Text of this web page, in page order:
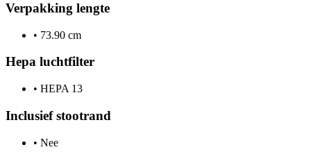
Verpakking lengte
• 73.90 cm
Hepa luchtfilter
• HEPA 13
Inclusief stootrand
• Nee